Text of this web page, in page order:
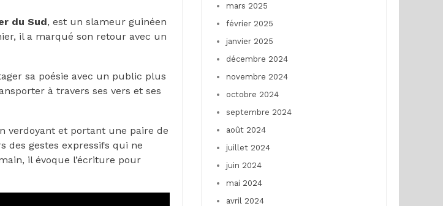
du Sud, est un slameur guinéen
il a marqué son retour avec un
sa poésie avec un public plus
à travers ses vers et ses
verdoyant et portant une paire de
des gestes expressifs qui ne
il évoque l’écriture pour
mars 2025
février 2025
janvier 2025
décembre 2024
novembre 2024
octobre 2024
septembre 2024
août 2024
juillet 2024
juin 2024
mai 2024
avril 2024